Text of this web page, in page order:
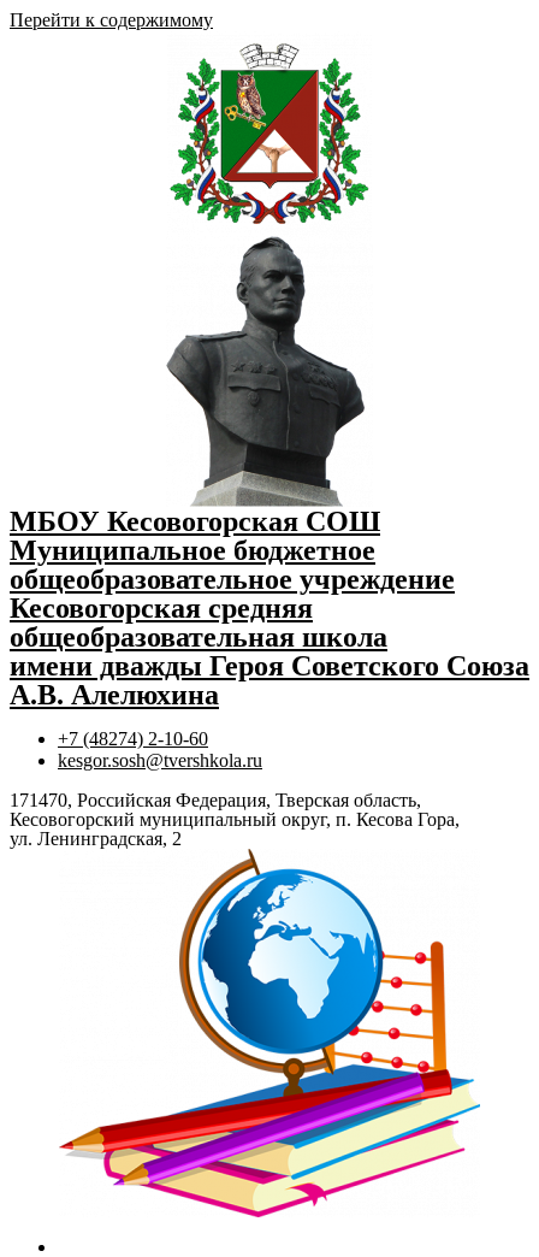
Перейти к содержимому
МБОУ Кесовогорская СОШ
Муниципальное бюджетное
общеобразовательное учреждение
Кесовогорская средняя
общеобразовательная школа
имени дважды Героя Советского Союза
А.В. Алелюхина
+7 (48274) 2-10-60
kesgor.sosh@tvershkola.ru
171470, Российская Федерация, Тверская область,
Кесовогорский муниципальный округ, п. Кесова Гора,
ул. Ленинградская, 2